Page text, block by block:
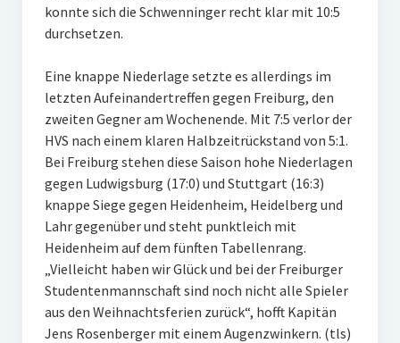
konnte sich die Schwenninger recht klar mit 10:5
durchsetzen.
Eine knappe Niederlage setzte es allerdings im
letzten Aufeinandertreffen gegen Freiburg, den
zweiten Gegner am Wochenende. Mit 7:5 verlor der
HVS nach einem klaren Halbzeitrückstand von 5:1.
Bei Freiburg stehen diese Saison hohe Niederlagen
gegen Ludwigsburg (17:0) und Stuttgart (16:3)
knappe Siege gegen Heidenheim, Heidelberg und
Lahr gegenüber und steht punktleich mit
Heidenheim auf dem fünften Tabellenrang.
„Vielleicht haben wir Glück und bei der Freiburger
Studentenmannschaft sind noch nicht alle Spieler
aus den Weihnachtsferien zurück“, hofft Kapitän
Jens Rosenberger mit einem Augenzwinkern. (tls)